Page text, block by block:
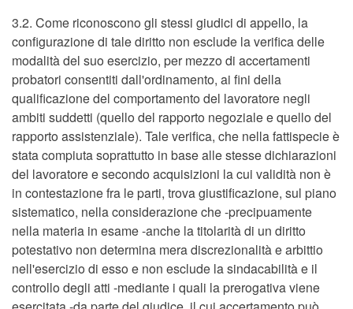
3.2. Come riconoscono gli stessi giudici di appello, la
configurazione di tale diritto non esclude la verifica delle
modalità del suo esercizio, per mezzo di accertamenti
probatori consentiti dall'ordinamento, ai fini della
qualificazione del comportamento del lavoratore negli
ambiti suddetti (quello del rapporto negoziale e quello del
rapporto assistenziale). Tale verifica, che nella fattispecie è
stata compiuta soprattutto in base alle stesse dichiarazioni
del lavoratore e secondo acquisizioni la cui validità non è
in contestazione fra le parti, trova giustificazione, sul piano
sistematico, nella considerazione che -precipuamente
nella materia in esame -anche la titolarità di un diritto
potestativo non determina mera discrezionalità e arbittio
nell'esercizio di esso e non esclude la sindacabilità e il
controllo degli atti -mediante i quali la prerogativa viene